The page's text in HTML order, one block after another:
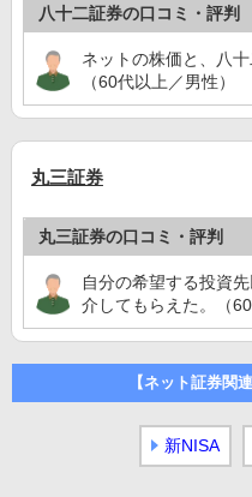
八十二証券の口コミ・評判
ネットの株価と、八
（60代以上／男性）
丸三証券
丸三証券の口コミ・評判
自分の希望する投資
介してもらえた。（60
【ネット証券関
新NISA